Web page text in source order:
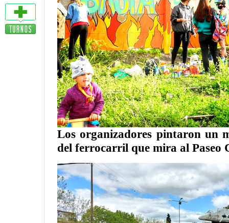
Los organizadores pintaron un
del ferrocarril que mira al Paseo